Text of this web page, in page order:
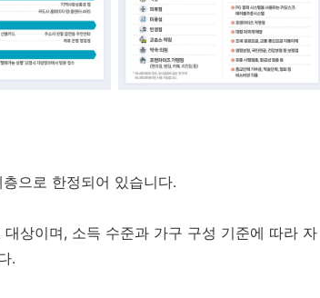
으로 한정되어 있습니다.
상이며, 소득 수준과 가구 구성 기준에 따라 자
.